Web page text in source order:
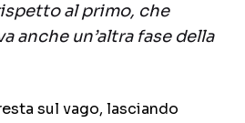
al primo, che
anche un’altra fase della
sul vago, lasciando